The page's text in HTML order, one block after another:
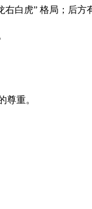
白虎” 格局；后方
尊重。